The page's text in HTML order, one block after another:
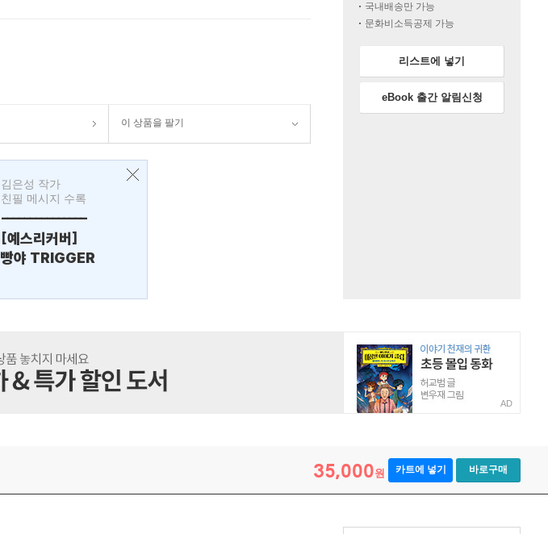
이 상품을 팔기
김은성 작가
친필 메시지 수록
---------------
[예스리커버]
빵야 TRIGGER
국내배송만 가능
문화비소득공제 가능
리스트에 넣기
eBook 출간 알림신청
AD
35,000원 카트에 넣기 바로구매